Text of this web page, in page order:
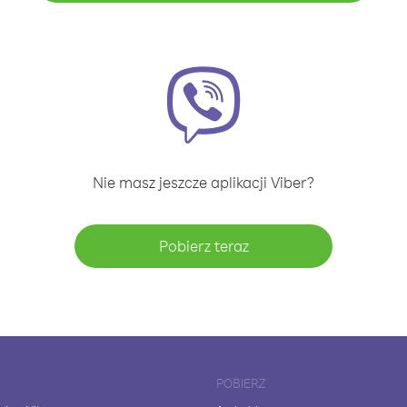
Nie masz jeszcze aplikacji Viber?
Pobierz teraz
POBIERZ